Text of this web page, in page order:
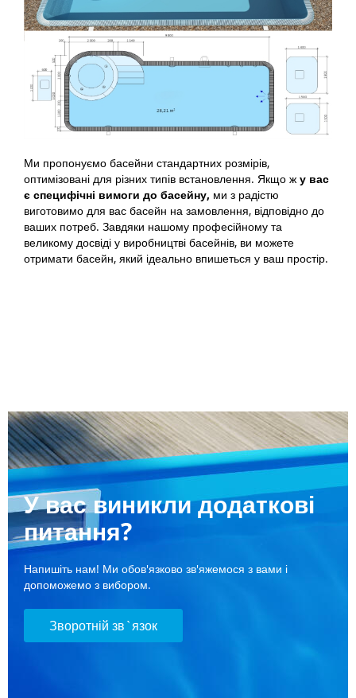
Ми пропонуємо басейни стандартних розмірів,
оптимізовані для різних типів встановлення. Якщо ж у вас
є специфічні вимоги до басейну, ми з радістю
виготовимо для вас басейн на замовлення, відповідно до
ваших потреб. Завдяки нашому професійному та
великому досвіді у виробництві басейнів, ви можете
отримати басейн, який ідеально впишеться у ваш простір.
У вас виникли додаткові
питання?
Напишіть нам! Ми обов'язково зв'яжемося з вами і
допоможемо з вибором.
Зворотній зв`язок